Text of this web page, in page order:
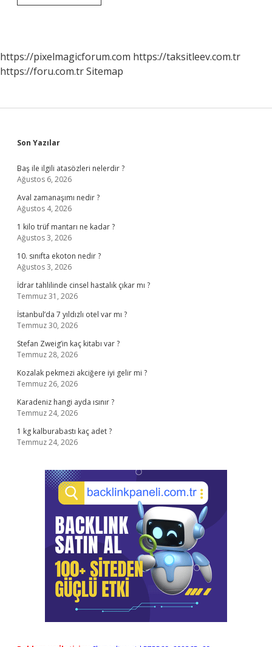
Markası
https://pixelmagicforum.com https://taksitleev.com.tr
https://foru.com.trSitemap
Sidebar
Son Yazılar
Baş ile ilgili atasözleri nelerdir ?
Ağustos 6, 2026
Aval zamanaşımı nedir ?
Ağustos 4, 2026
1 kilo trüf mantarı ne kadar ?
Ağustos 3, 2026
10. sınıfta ekoton nedir ?
Ağustos 3, 2026
İdrar tahlilinde cinsel hastalık çıkar mı ?
Temmuz 31, 2026
İstanbul’da 7 yıldızlı otel var mı ?
Temmuz 30, 2026
Stefan Zweig’in kaç kitabı var ?
Temmuz 28, 2026
Kozalak pekmezi akciğere iyi gelir mi ?
Temmuz 26, 2026
Karadeniz hangi ayda ısınır ?
Temmuz 24, 2026
1 kg kalburabastı kaç adet ?
Temmuz 24, 2026